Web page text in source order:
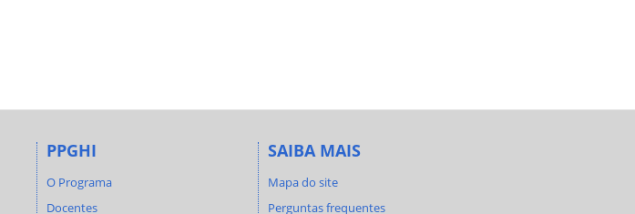
PPGHI
O Programa
Docentes
SAIBA MAIS
Mapa do site
Perguntas frequentes